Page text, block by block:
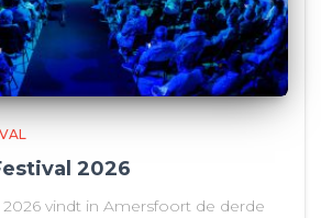
2026
2026 vindt in Amersfoort de derde